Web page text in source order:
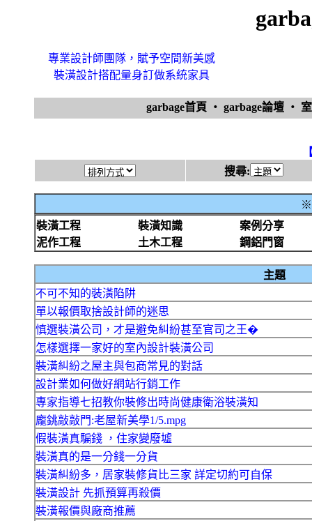
專業設計師團隊，賦予空間新美感
裝潢設計搭配量身訂做系統家具
garbage首頁 ‧ garbage論壇 ‧
搜尋:
※
裝潢工程
裝潢知識
案例分享
泥作工程
土木工程 鋼鋁門窗
主題
不可不知的裝潢陷阱
單以報價取捨設計師的迷思
慎選裝潢公司，才是避免糾紛甚至官司之王�
怎樣選擇一家好的室內設計裝潢公司
裝潢糾紛之屋主與包商常見的對話
設計業如何做好網站行銷工作
專家指導七招教你裝修出時尚健康衛浴裝潢知
龐銚敲敲門:老屋新美學1/5.mpg
假裝潢真騙錢 ，住家變廢墟
裝潢真的是一分錢一分貨
裝潢糾紛多，居家裝修貨比三家 詳定切約可自保
裝潢設計 先抓預算再殺價
裝潢報價與廠商推薦